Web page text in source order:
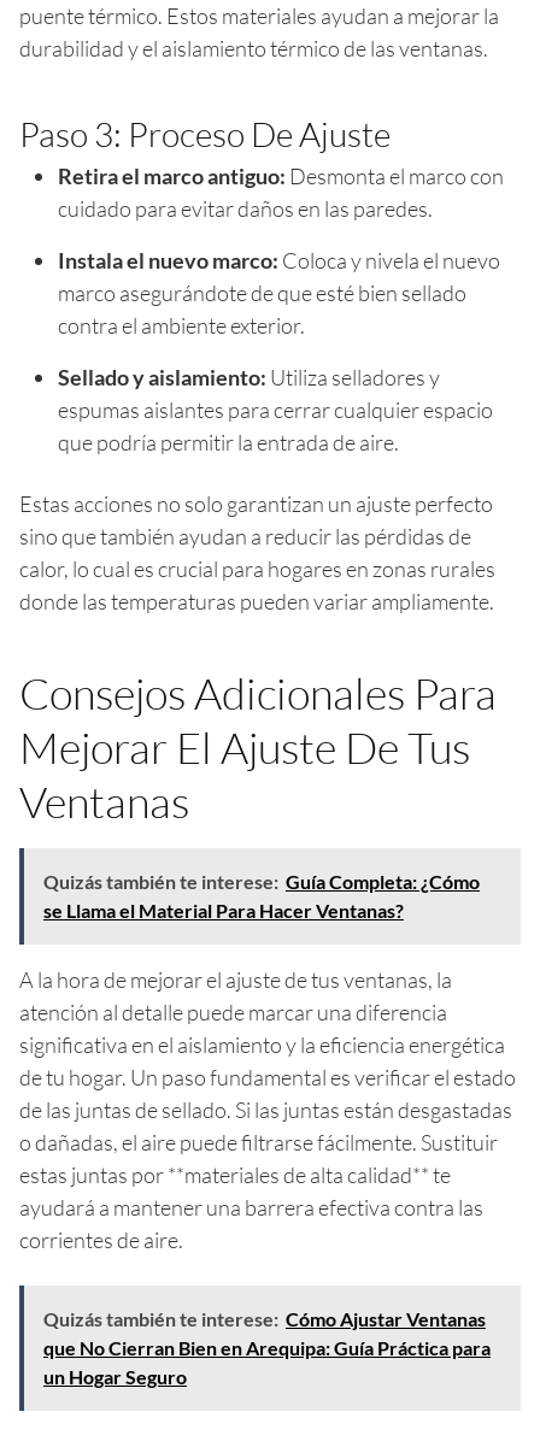
puente térmico. Estos materiales ayudan a mejorar la
durabilidad y el aislamiento térmico de las ventanas.
Paso 3: Proceso De Ajuste
Retira el marco antiguo: Desmonta el marco con
cuidado para evitar daños en las paredes.
Instala el nuevo marco: Coloca y nivela el nuevo
marco asegurándote de que esté bien sellado
contra el ambiente exterior.
Sellado y aislamiento: Utiliza selladores y
espumas aislantes para cerrar cualquier espacio
que podría permitir la entrada de aire.
Estas acciones no solo garantizan un ajuste perfecto
sino que también ayudan a reducir las pérdidas de
calor, lo cual es crucial para hogares en zonas rurales
donde las temperaturas pueden variar ampliamente.
Consejos Adicionales Para
Mejorar El Ajuste De Tus
Ventanas
Quizás también te interese: Guía Completa: ¿Cómo
se Llama el Material Para Hacer Ventanas?
A la hora de mejorar el ajuste de tus ventanas, la
atención al detalle puede marcar una diferencia
significativa en el aislamiento y la eficiencia energética
de tu hogar. Un paso fundamental es verificar el estado
de las juntas de sellado. Si las juntas están desgastadas
o dañadas, el aire puede filtrarse fácilmente. Sustituir
estas juntas por **materiales de alta calidad** te
ayudará a mantener una barrera efectiva contra las
corrientes de aire.
Quizás también te interese: Cómo Ajustar Ventanas
que No Cierran Bien en Arequipa: Guía Práctica para
un Hogar Seguro